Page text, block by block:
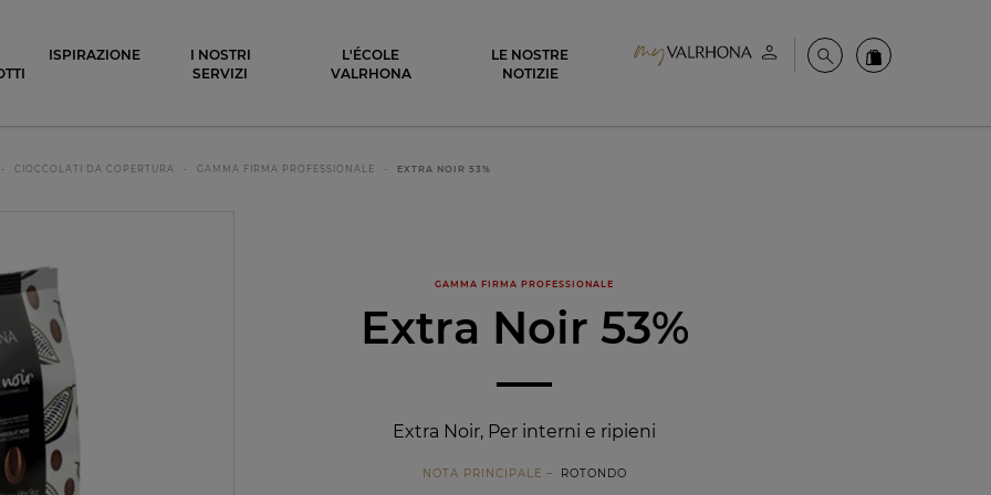
Il mio accountCercaOrdinate i
ISPIRAZIONE
I NOSTRI
SERVIZI
L'ÉCOLE
VALRHONA
LE NOSTRE
NOTIZIE
CIOCCOLATI DA COPERTURA GAMMA FIRMA PROFESSIONALE EXTRA NOIR 53%
GAMMA FIRMA PROFESSIONALE
Extra Noir 53%
Extra Noir, Per interni e ripieni
NOTA PRINCIPALE ROTONDO